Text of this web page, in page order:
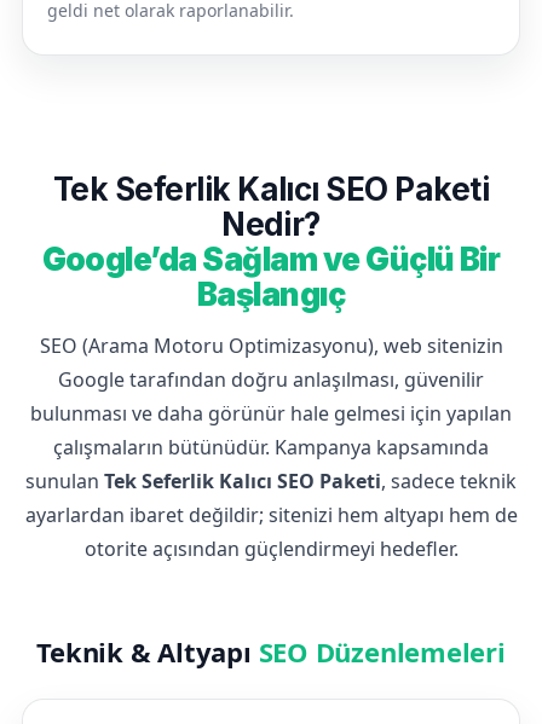
geldi net olarak raporlanabilir.
Tek Seferlik Kalıcı SEO Paketi
Nedir?
Google’da Sağlam ve Güçlü Bir
Başlangıç
SEO (Arama Motoru Optimizasyonu), web sitenizin
Google tarafından doğru anlaşılması, güvenilir
bulunması ve daha görünür hale gelmesi için yapılan
çalışmaların bütünüdür. Kampanya kapsamında
sunulan Tek Seferlik Kalıcı SEO Paketi, sadece teknik
ayarlardan ibaret değildir; sitenizi hem altyapı hem de
otorite açısından güçlendirmeyi hedefler.
Teknik & Altyapı SEO Düzenlemeleri